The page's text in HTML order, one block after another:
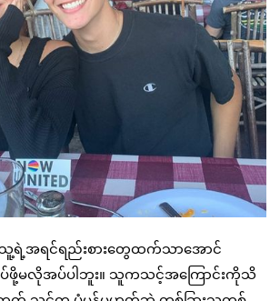
ရဲ့အရင်ရည်းစားတွေထက်သာအောင်
ပ်ဖို့မလိုအပ်ပါဘူး။ သူကသင့်အကြောင်းကိုသိ